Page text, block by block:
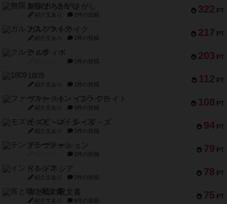
322 PT
無限まちがいさがし
紹介文あり 2件の投稿
217 PT
ガルフストライク
紹介文あり 1件の投稿
203 PT
クルティボ
1件の投稿
112 PT
1809
紹介文あり 1件の投稿
108 PT
ファースト・イン・フライト
紹介文あり 3件の投稿
94 PT
モズビ－ズ・レイダ－ズ
紹介文あり 1件の投稿
79 PT
テンプテーション
2件の投稿
78 PT
インドネシア
紹介文あり 2件の投稿
75 PT
宵と暁の呪文書
紹介文あり 8件の投稿